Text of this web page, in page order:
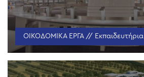
ΟΙΚΟΔΟΜΙΚΑ ΕΡΓΑ // Εκπαιδευτήρια